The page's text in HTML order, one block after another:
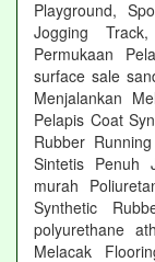
Playground,
Jogging
Permukaan
surface sale
Menjalankan
Pelapis Coat
Rubber
Sintetis Penuh
murah
Synthetic
polyurethane
Melacak